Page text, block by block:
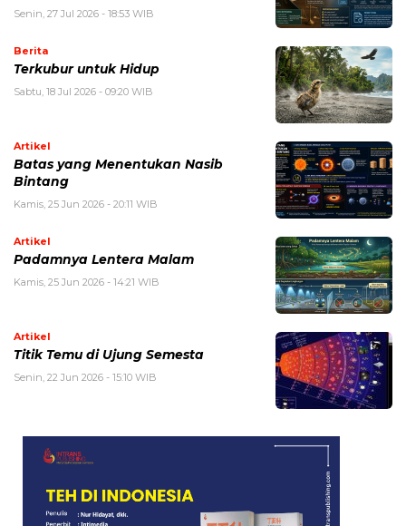
Senin, 27 Jul 2026 - 18:53 WIB
Berita
Terkubur untuk Hidup
Sabtu, 18 Jul 2026 - 09:20 WIB
Artikel
Batas yang Menentukan Nasib
Bintang
Kamis, 25 Jun 2026 - 20:11 WIB
Artikel
Padamnya Lentera Malam
Kamis, 25 Jun 2026 - 14:21 WIB
Artikel
Titik Temu di Ujung Semesta
Senin, 22 Jun 2026 - 15:10 WIB